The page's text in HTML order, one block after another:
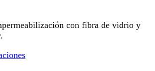
con fibra de vidrio y